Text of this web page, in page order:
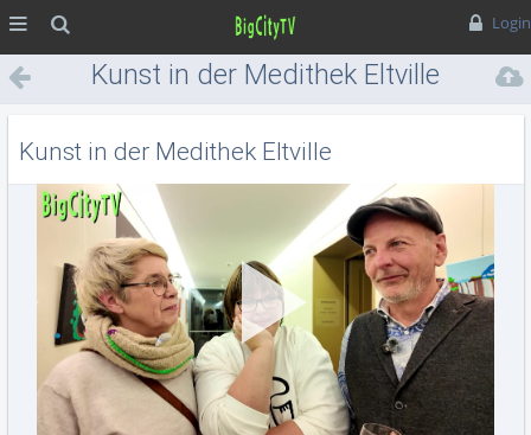
Login
Kunst in der Medithek Eltville
Kunst in der Medithek Eltville